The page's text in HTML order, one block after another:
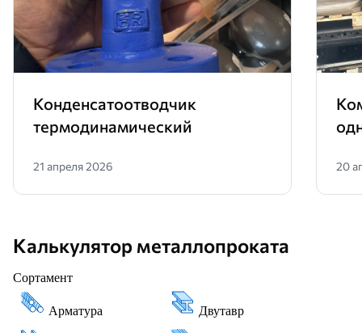
Конденсатоотводчик
термодинамический
21 апреля 2026 20
Калькулятор металлопроката